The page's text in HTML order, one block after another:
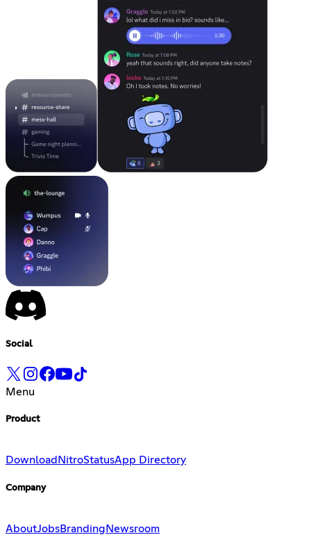
Social
Menu
Product
Download NitroStatusApp Directory
Company
AboutJobsBranding Newsroom